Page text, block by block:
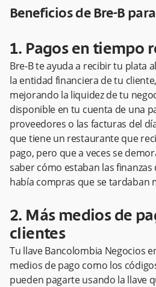
Beneficios de Bre-B
1. Pagos en tiempo
Bre-B te ayuda a recibir tu plata
la entidad financiera de tu
mejorando la liquidez de tu
disponible en tu cuenta de una
proveedores o las facturas del
que tiene un restaurante que
pago, pero que a veces se
saber cómo estaban las
había compras que se tardaban
2. Más medios de
clientes
Tu llave Bancolombia Negocios
medios de pago como los
pueden pagarte usando la llave